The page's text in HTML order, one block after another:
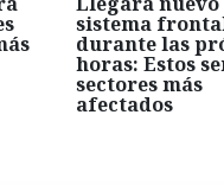
sistema
durante las
horas: Estos
sectores más
afectados